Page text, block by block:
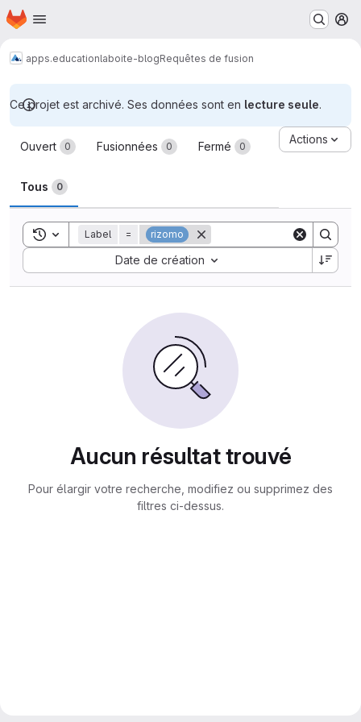
Passer au contenu principal
Page d'accueil
apps.educationlaboite-blogRequêtes de fusion
Ce projet est archivé. Ses données sont en lecture seule.
Requêtes de fusion
Ouvert 0 Fusionnées 0 Fermé 0
Tous 0
Actions
Toggle search history
Label = rizomo
Date de création
Sort by:
Aucun résultat trouvé
Pour élargir votre recherche, modifiez ou supprimez des
filtres ci-dessus.